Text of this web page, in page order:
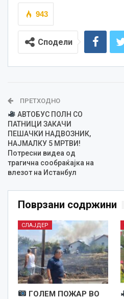
943
Сподели
ПРЕТХОДНО
АВТОБУС ПОЛН СО
ПАТНИЦИ ЗАКАЧИ
ПЕШАЧКИ НАДВОЗНИК,
НАЈМАЛКУ 5 МРТВИ!
Потресни видеа од
трагична сообраќајка на
влезот на Истанбул
Поврзани содржини
СЛАЈДЕР
ГОЛЕМ ПОЖАР ВО